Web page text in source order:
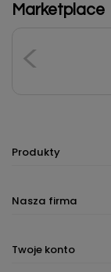
Marketplace
Produkty
Nasza firma
Twoje konto